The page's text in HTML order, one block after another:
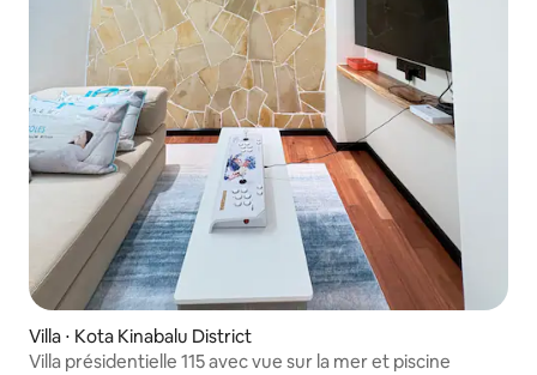
Villa ⋅ Kota Kinabalu District
Villa présidentielle 115 avec vue sur la mer et piscine